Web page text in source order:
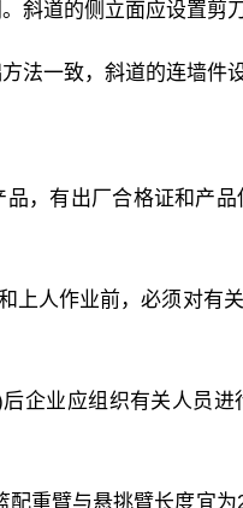
斜道的侧立面应设置剪刀
法一致，斜道的连墙件
，有出厂合格证和产
上人作业前，必须对有
企业应组织有关人员
配重臂与悬挑臂长度宜